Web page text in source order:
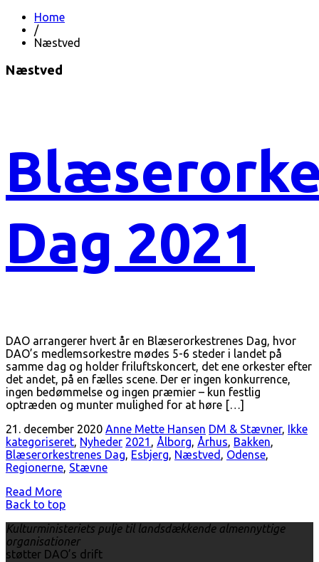
Home
/
Næstved
Næstved
Dag 2021
DAO arrangerer hvert år en Blæserorkestrenes Dag, hvor
DAO’s medlemsorkestre mødes 5-6 steder i landet på
samme dag og holder friluftskoncert, det ene orkester efter
det andet, på en fælles scene. Der er ingen konkurrence,
ingen bedømmelse og ingen præmier – kun festlig
optræden og munter mulighed for at høre […]
21. december 2020 Anne Mette Hansen DM & Stævner, Ikke
kategoriseret, Nyheder 2021 , Ålborg, Århus, Bakken,
Blæserorkestrenes Dag, Esbjerg, Næstved , Odense,
Regionerne, Stævne
Read More
Back to top
Kulturministeriets pulje til landsdækkende almennyttige
organisationer
støtter DAO’s drift